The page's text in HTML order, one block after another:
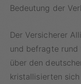
Bedeutung der
Der Versicherer
und befragte rund
über den
kristallisierten sich